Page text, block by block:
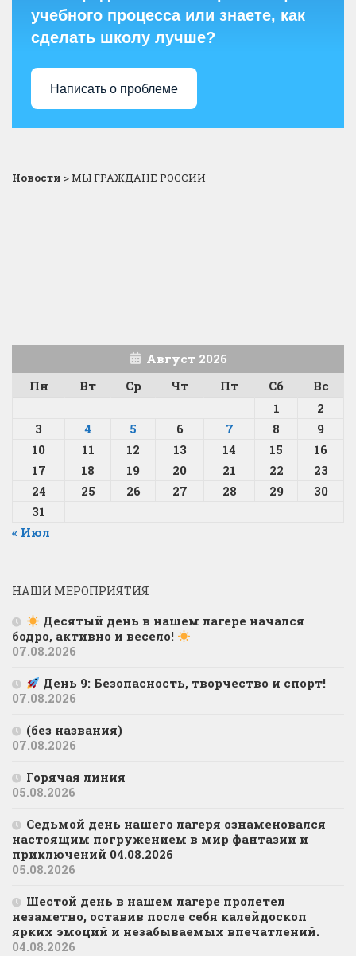
учебного процесса или знаете, как
сделать школу лучше?
Написать о проблеме
Новости >МЫ ГРАЖДАНЕ РОССИИ
Август 2026
Пн
Вт Ср Чт Пт Сб
Вс
1
2
3
4 5 6 7 8
9
10
11 12 13 14 15
16
17
18 19 20 21 22
23
24
25 26 27 28 29
30
31
« Июл
НАШИ МЕРОПРИЯТИЯ
Десятый день в нашем лагере начался
бодро, активно и весело!
07.08.2026
День 9: Безопасность, творчество и спорт!
07.08.2026
(без названия)
07.08.2026
Горячая линия
05.08.2026
Седьмой день нашего лагеря ознаменовался
настоящим погружением в мир фантазии и
приключений 04.08.2026
05.08.2026
Шестой день в нашем лагере пролетел
незаметно, оставив после себя калейдоскоп
ярких эмоций и незабываемых впечатлений.
04.08.2026